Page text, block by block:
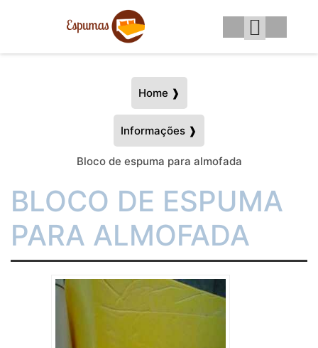
Home ❱
Informações ❱
Bloco de espuma para almofada
BLOCO DE ESPUMA
PARA ALMOFADA